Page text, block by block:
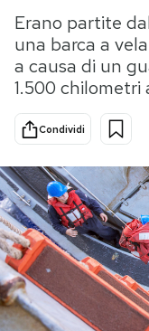
Scienza
Cultura
Economia
Sport
PODCAST
NEWSLETTER
I MIEI PREFERITI
Erano partite
una barca a
a causa di un
1.500
Condividi